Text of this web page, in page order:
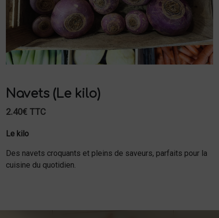
Navets (Le kilo)
2.40€ TTC
Le kilo
Des navets croquants et pleins de saveurs, parfaits pour la
cuisine du quotidien.